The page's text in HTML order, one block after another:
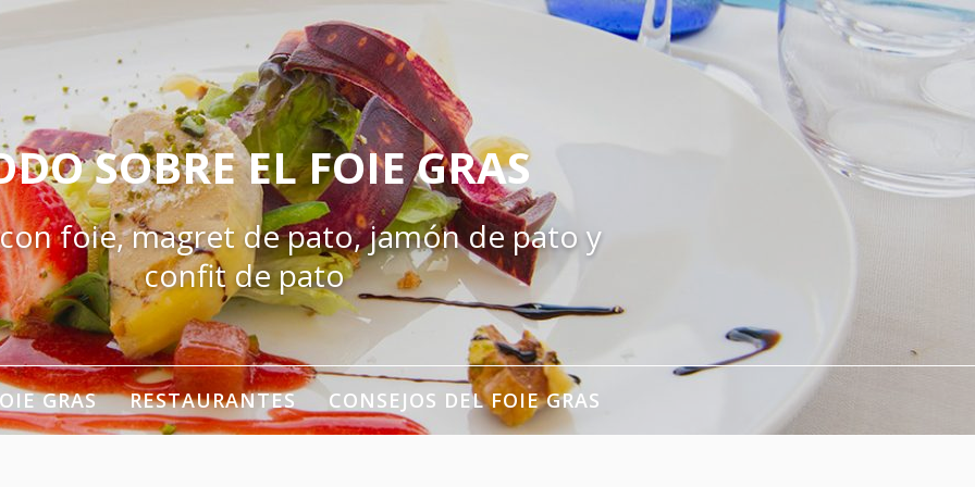
SOBRE EL FOIE GRAS
foie, magret de pato, jamón de pato y
confit de pato
GRAS RESTAURANTES CONSEJOS DEL FOIE GRAS